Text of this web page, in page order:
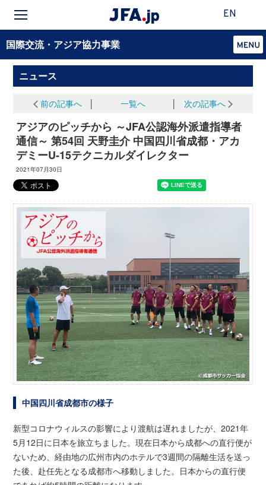
EN
国際交流・アジア協力事業
ニュース
前の記事へ 一覧へ 次の記事へ
アジアのピッチから ～JFA公認海外派遣指導者
通信～ 第54回 天野圭介 中国四川省成都・アカ
デミーU-15テクニカルダイレクター
2021年07月30日
中国四川省成都市の様子
新型コロナウィルスの影響により渡航は遅れましたが、2021年
5月12日に日本を旅立ちました。現在日本から成都への直行便が
ないため、経由地の広州市内のホテルで3週間の隔離生活を送っ
た後、赴任先となる成都市へ移動しました。日本からの直行便